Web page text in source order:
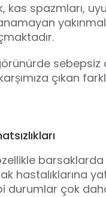
kas spazmları,
çıkan
hastalıklarına
çok daha